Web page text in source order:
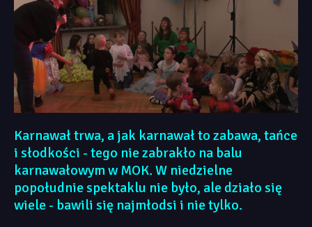
Karnawał trwa, a jak karnawał to zabawa, tańce
i słodkości - tego nie zabrakło na balu
karnawałowym w MOK. W niedzielne
popołudnie spektaklu nie było, ale działo się
wiele - bawili się najmłodsi i nie tylko.